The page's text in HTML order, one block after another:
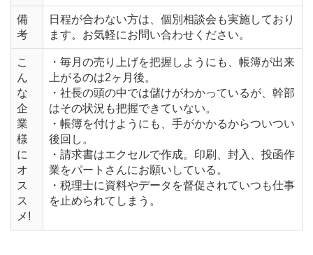
備
考
日程が合わない方は、個別相談会も実施しており
ます。お気軽にお問い合わせください。
こ
ん
な
企
業
様
に
オ
ス
ス
メ!
・毎月の売り上げを把握しようにも、帳簿が出来
上がるのは2ヶ月後。
・社長の頭の中では儲けがわかっているが、幹部
はその状況も把握できていない。
・帳簿を付けようにも、手がかかるからついつい
後回し。
・請求書はエクセルで作成。印刷、封入、投函作
業をパートさんにお願いしている。
・税理士に資料やデータを督促されていつも仕事
を止められてしまう。